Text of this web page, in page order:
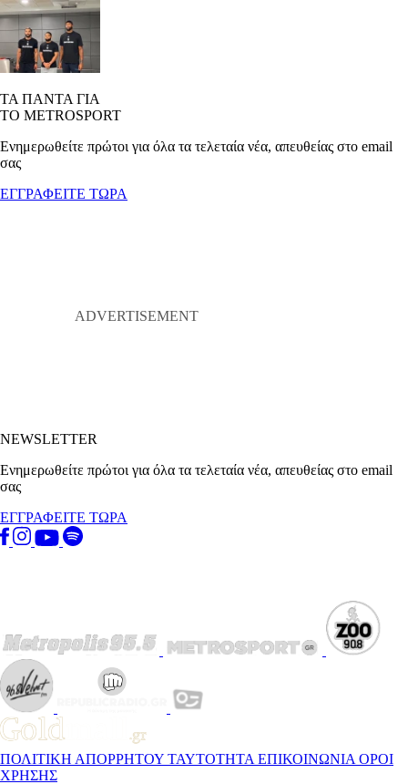
ΤΑ ΠΑΝΤΑ ΓΙΑ
ΤΟ METROSPORT
Ενημερωθείτε πρώτοι για όλα τα τελεταία νέα, απευθείας στο email
σας
ΕΓΓΡΑΦΕΙΤΕ ΤΩΡΑ
NEWSLETTER
Ενημερωθείτε πρώτοι για όλα τα τελεταία νέα, απευθείας στο email
σας
ΕΓΓΡΑΦΕΙΤΕ ΤΩΡΑ
ΠΟΛΙΤΙΚΗ ΑΠΟΡΡΗΤΟΥ ΤΑΥΤΟΤΗΤΑ ΕΠΙΚΟΙΝΩΝΙΑ ΟΡΟΙ
ΧΡΗΣΗΣ